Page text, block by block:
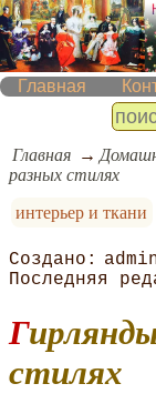
Главная
Главная
разных стилях
интерьер и ткани
Гирлянды и каскады в разных
стилях